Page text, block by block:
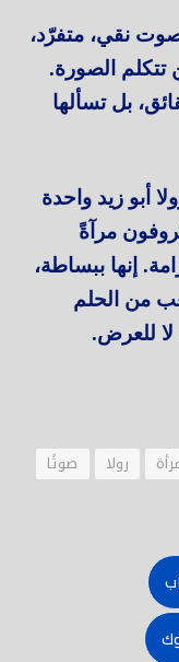
نقي، متفرّد،
تتكلم الصورة.
بل تسألها
أبو زيد واحدة
مرآةً
إنها ببساطة،
من الحلم
لا للعرض.
رولا
صوتًا